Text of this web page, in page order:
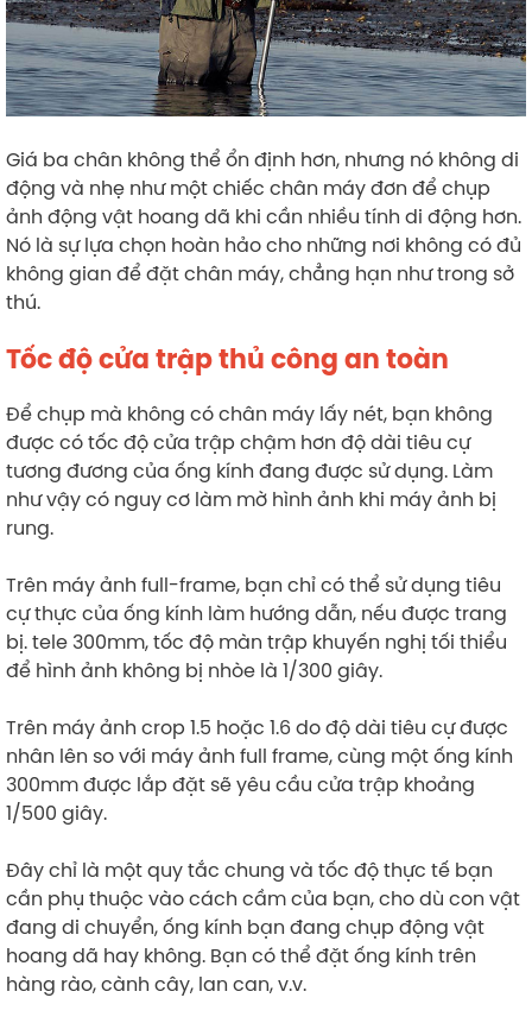
Giá ba chân không thể ổn định hơn, nhưng nó không di
động và nhẹ như một chiếc chân máy đơn để chụp
ảnh động vật hoang dã khi cần nhiều tính di động hơn.
Nó là sự lựa chọn hoàn hảo cho những nơi không có đủ
không gian để đặt chân máy, chẳng hạn như trong sở
thú.
Tốc độ cửa trập thủ công an toàn
Để chụp mà không có chân máy lấy nét, bạn không
được có tốc độ cửa trập chậm hơn độ dài tiêu cự
tương đương của ống kính đang được sử dụng. Làm
như vậy có nguy cơ làm mờ hình ảnh khi máy ảnh bị
rung.
Trên máy ảnh full-frame, bạn chỉ có thể sử dụng tiêu
cự thực của ống kính làm hướng dẫn, nếu được trang
bị. tele 300mm, tốc độ màn trập khuyến nghị tối thiểu
để hình ảnh không bị nhòe là 1/300 giây.
Trên máy ảnh crop 1.5 hoặc 1.6 do độ dài tiêu cự được
nhân lên so với máy ảnh full frame, cùng một ống kính
300mm được lắp đặt sẽ yêu cầu cửa trập khoảng
1/500 giây.
Đây chỉ là một quy tắc chung và tốc độ thực tế bạn
cần phụ thuộc vào cách cầm của bạn, cho dù con vật
đang di chuyển, ống kính bạn đang chụp động vật
hoang dã hay không. Bạn có thể đặt ống kính trên
hàng rào, cành cây, lan can, v.v.